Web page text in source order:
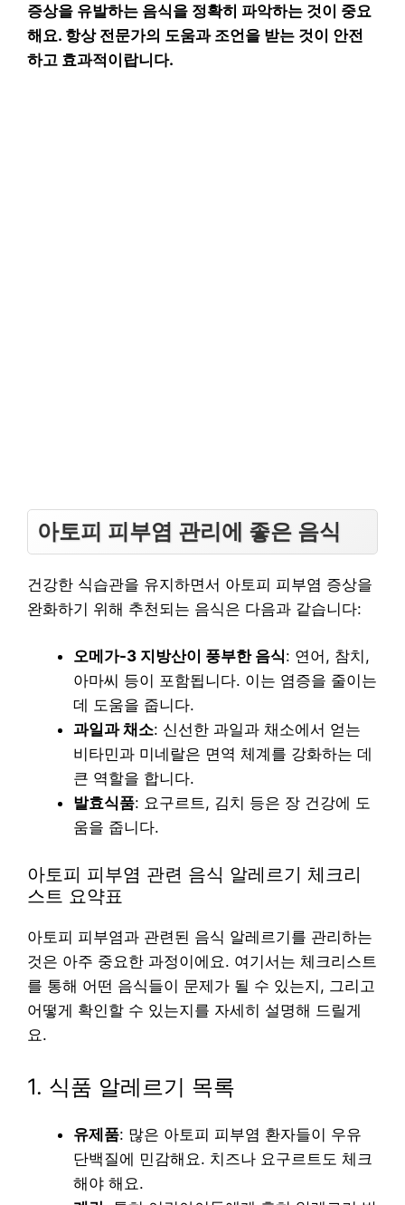
증상을 유발하는 음식을 정확히 파악하는 것이 중요
해요. 항상 전문가의 도움과 조언을 받는 것이 안전
하고 효과적이랍니다.
아토피 피부염 관리에 좋은 음식
건강한 식습관을 유지하면서 아토피 피부염 증상을
완화하기 위해 추천되는 음식은 다음과 같습니다:
오메가-3 지방산이 풍부한 음식: 연어, 참치,
아마씨 등이 포함됩니다. 이는 염증을 줄이는
데 도움을 줍니다.
과일과 채소: 신선한 과일과 채소에서 얻는
비타민과 미네랄은 면역 체계를 강화하는 데
큰 역할을 합니다.
발효식품: 요구르트, 김치 등은 장 건강에 도
움을 줍니다.
아토피 피부염 관련 음식 알레르기 체크리
스트 요약표
아토피 피부염과 관련된 음식 알레르기를 관리하는
것은 아주 중요한 과정이에요. 여기서는 체크리스트
를 통해 어떤 음식들이 문제가 될 수 있는지, 그리고
어떻게 확인할 수 있는지를 자세히 설명해 드릴게
요.
1. 식품 알레르기 목록
유제품: 많은 아토피 피부염 환자들이 우유
단백질에 민감해요. 치즈나 요구르트도 체크
해야 해요.